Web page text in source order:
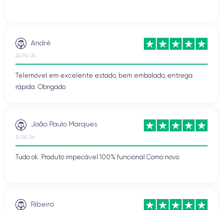
André
22/05/26
Telemóvel em excelente estado, bem embalado, entrega
rápida. Obrigado
João Paulo Marques
21/05/26
Tudo ok. Produto impecável 100% funcional Como novo
Ribeiro